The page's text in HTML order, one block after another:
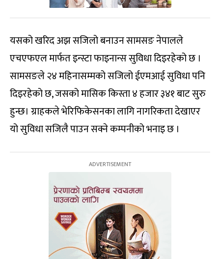
यसको खरिद अझ सजिलो बनाउन सामसङ नेपालले
एचएफएल मार्फत इन्स्टा फाइनान्स सुविधा दिइरहेको छ ।
सामसङले २४ महिनासम्मको सजिलो ईएमआई सुविधा पनि
दिइरहेको छ, जसको मासिक किस्ता ४ हजार ३४१ बाट सुरु
हुन्छ। ग्राहकले भेरिफिकेसनका लागि नागरिकता देखाएर
यो सुविधा सजिलै पाउन सक्ने कम्पनीको भनाइ छ ।